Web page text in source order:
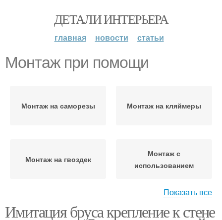
ДЕТАЛИ ИНТЕРЬЕРА
главная новости статьи
Монтаж при помощи
Монтаж на саморезы Монтаж на кляймеры
Монтаж на гвоздек
Монтаж с
использованием
Монтаж при облицовке
Показать все
Имитация бруса крепление к стене